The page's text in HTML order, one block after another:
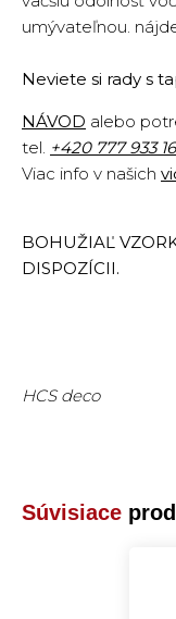
umývateľnou.
Neviete si rady s
NÁVOD alebo
tel. +420 777 933
Viac info v našich
BOHUŽIAĽ
DISPOZÍCII.
HCS deco
Súvisiace